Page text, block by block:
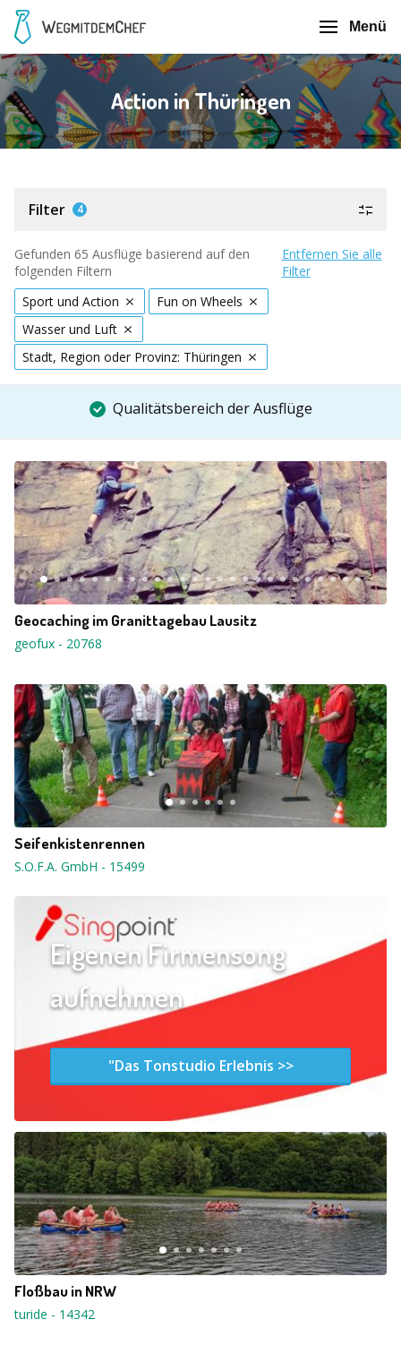
Menü
Action in Thüringen
Filter 4
Gefunden 65 Ausflüge basierend auf den
folgenden Filtern
Entfernen Sie alle
Filter
Sport und Action
Fun on Wheels
Wasser und Luft
Stadt, Region oder Provinz: Thüringen
Qualitätsbereich der Ausflüge
Geocaching im Granittagebau Lausitz
geofux - 20768
Seifenkistenrennen
S.O.F.A. GmbH - 15499
Eigenen Firmensong
aufnehmen
"Das Tonstudio Erlebnis >>
Floßbau in NRW
turide - 14342